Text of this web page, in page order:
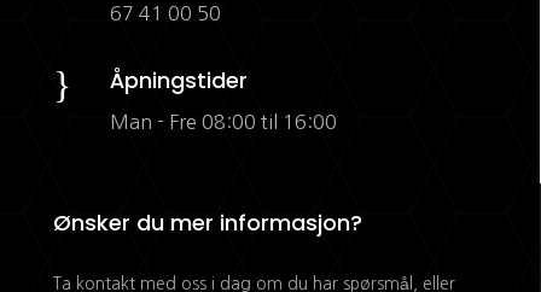
67 41 00 50
} Åpningstider
Man - Fre 08:00 til 16:00
Ønsker du mer informasjon?
Ta kontakt med oss i dag om du har spørsmål, eller